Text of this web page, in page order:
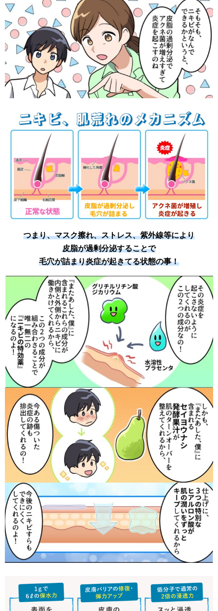
つまり、マスク擦れ、ストレス、紫外線等により
皮脂が過剰分泌することで
毛穴が詰まり炎症が起きてる状態の事！